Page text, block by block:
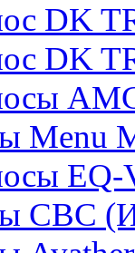
DK
DK
Menu
EQ-
CBC